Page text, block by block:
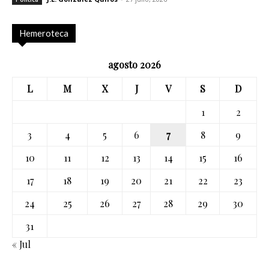
Hemeroteca
agosto 2026
L
M X J V S
D
1
2
3
4 5 6 7 8
9
10
11 12 13 14 15
16
17
18 19 20 21 22
23
24
25 26 27 28 29
30
31
« Jul